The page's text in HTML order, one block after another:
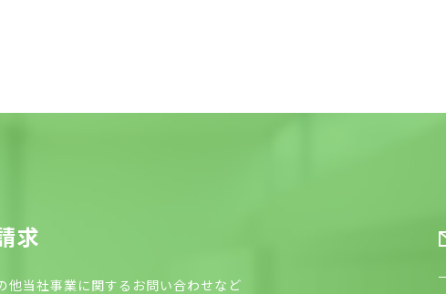
求
他当社事業に関するお問い合わせなど